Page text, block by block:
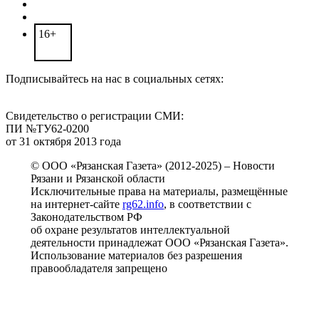
16+
Подписывайтесь на нас в социальных сетях:
Свидетельство о регистрации СМИ:
ПИ №ТУ62-0200
от 31 октября 2013 года
© ООО «Рязанская Газета» (2012-2025) – Новости
Рязани и Рязанской области
Исключительные права на материалы, размещённые
на интернет-сайте rg62.info, в соответствии с
Законодательством РФ
об охране результатов интеллектуальной
деятельности принадлежат ООО «Рязанская Газета».
Использование материалов без разрешения
правообладателя запрещено